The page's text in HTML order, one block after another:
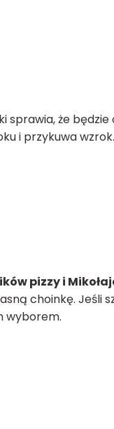
sprawia, że będzie
i przykuwa
pizzy i
choinkę.
wyborem.